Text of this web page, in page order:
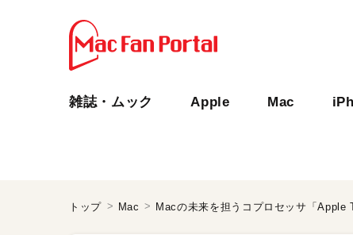
雑誌・ムック Apple Mac
トップ Mac Macの未来を担うコプロセッサ「Apple